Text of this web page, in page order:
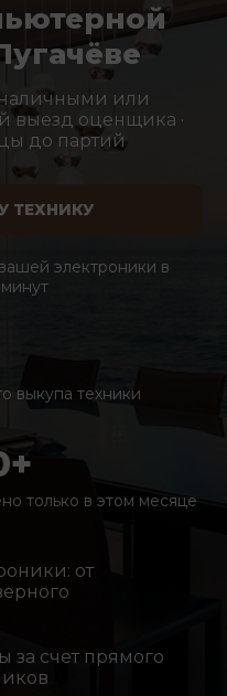
или
выезд оценщика ·
до партий
ТЕХНИКУ
электроники в
выкупа техники
только в этом месяце
от
счет прямого